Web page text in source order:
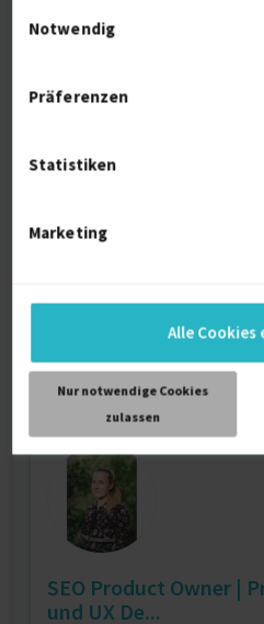
Notwendig
Präferenzen
Statistiken
Marketing
Alle Cookies
Nur notwendige Cookies
zulassen
B2B Copywriterin
Redaktioneller Mitarbeiter
Verfügbarkeit einsehen
D-88171 Weiler-Simmerberg
SEO Product Owner |
und UX De...